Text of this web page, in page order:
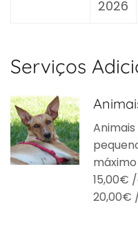
2026
Serviços
15,00€
20,00€